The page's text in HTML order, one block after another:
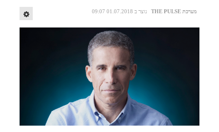
מערכת THE PULSE נוצר ב 01.07.2018 09:07